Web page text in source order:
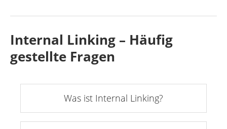
Internal Linking – Häufig
gestellte Fragen
Was ist Internal Linking?